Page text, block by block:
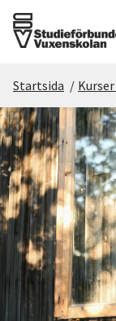
Det här gör
För dig som
Sök kurser
Om SV
Starta
Startsida /